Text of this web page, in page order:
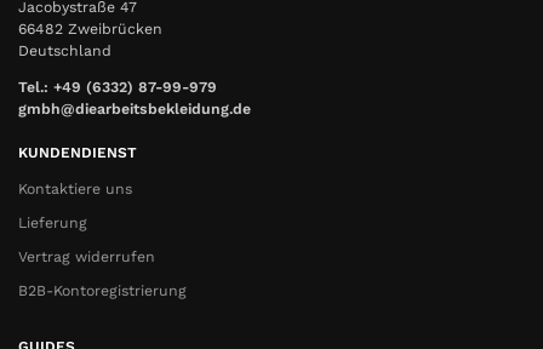
Jacobystraße 47
66482 Zweibrücken
Deutschland
Tel.: +49 (6332) 87-99-979
gmbh@diearbeitsbekleidung.de
KUNDENDIENST
Kontaktiere uns
Lieferung
Vertrag widerrufen
B2B-Kontoregistrierung